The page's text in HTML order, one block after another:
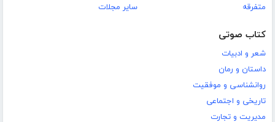
متفرقه
سایر مجلات
کتاب صوتی
شعر و ادبیات
داستان و رمان
روانشناسی و موفقیت
تاریخی و اجتماعی
مدیریت و تجارت